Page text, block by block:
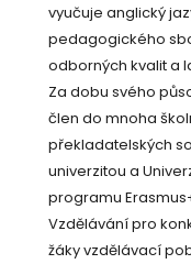
vyučuje anglický
pedagogického
odborných kvalit a
Za dobu svého
člen do mnoha
překladatelských
univerzitou a
programu
Vzdělávání pro
žáky vzdělávací